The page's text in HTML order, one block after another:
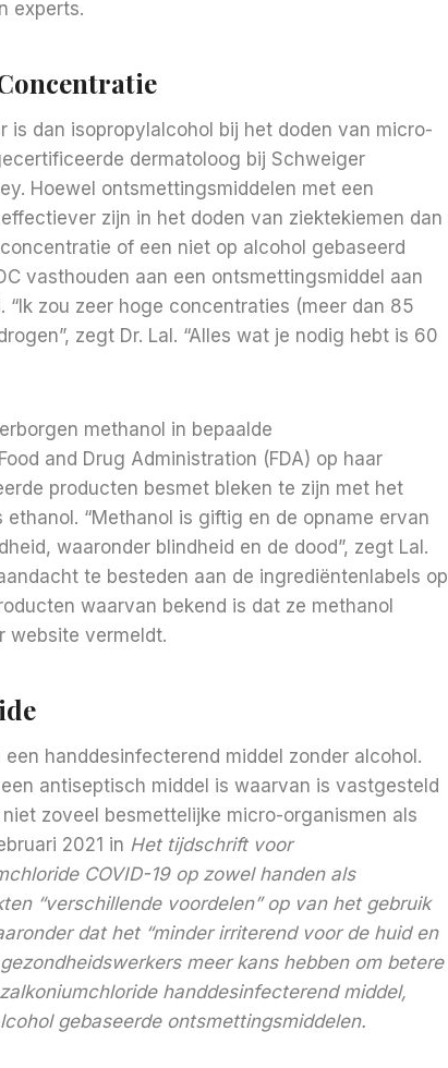
experts.
is dan isopropylalcohol bij het doden van micro-
dermatoloog bij Schweiger
Hoewel ontsmettingsmiddelen met een
zijn in het doden van ziektekiemen dan
of een niet op alcohol gebaseerd
vasthouden aan een ontsmettingsmiddel aan
zou zeer hoge concentraties (meer dan 85
zegt Dr. Lal. “Alles wat je nodig hebt is 60
methanol in bepaalde
and Drug Administration (FDA) op haar
producten besmet bleken te zijn met het
“Methanol is giftig en de opname ervan
waaronder blindheid en de dood”, zegt Lal.
te besteden aan de ingrediëntenlabels op
waarvan bekend is dat ze methanol
website vermeldt.
handdesinfecterend middel zonder alcohol.
antiseptisch middel is waarvan is vastgesteld
zoveel besmettelijke micro-organismen als
2021 in Het tijdschrift voor
COVID-19 op zowel handen als
“verschillende voordelen” op van het gebruik
dat het “minder irriterend voor de huid en
meer kans hebben om betere
handdesinfecterend middel,
gebaseerde ontsmettingsmiddelen.